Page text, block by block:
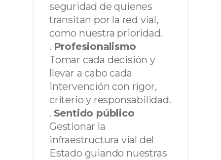
seguridad de quienes
transitan por la red vial,
como nuestra prioridad.
. Profesionalismo
Tomar cada decisión y
llevar a cabo cada
intervención con rigor,
criterio y responsabilidad.
. Sentido público
Gestionar la
infraestructura vial del
Estado guiando nuestras